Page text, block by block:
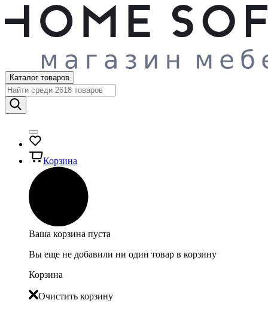
Каталог товаров
Корзина
Ваша корзина пуста
Вы еще не добавили ни один товар в корзину
Корзина
Очистить корзину